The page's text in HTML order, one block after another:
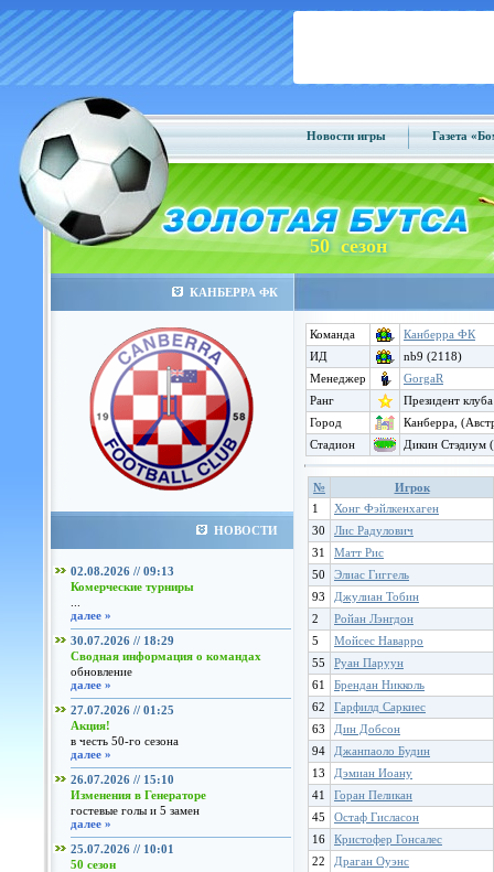
Новости игры Газета
50 сезон
КАНБЕРРА ФК
НОВОСТИ
02.08.2026 // 09:13
Комерческие турниры
далее »
30.07.2026 // 18:29
Сводная информация о командах
обновление
далее »
27.07.2026 // 01:25
Акция!
в честь 50-го сезона
далее »
26.07.2026 // 15:10
Изменения в Генераторе
гостевые голы и 5 замен
далее »
25.07.2026 // 10:01
50 сезон
Команда
Канберра ФК
ИД
nb9 (2118)
Менеджер
GorgaR
Ранг
Президент клуба
Город
Канберра,
Стадион
Дикин Стэдиум (
№
Игрок
1
Хонг Фэйлкенхаген
30
Лис Радулович
31
Матт Рис
50
Элиас Гиггель
93
Джулиан Тобин
2
Ройан Лэнгдон
5
Мойсес Наварро
55
Руан Паруун
61
Брендан Никколь
62
Гарфилд Саркиес
63
Дин Добсон
94
Джанпаоло Будин
13
Дэмиан Иоану
41
Горан Пеликан
45
Остаф Гисласон
16
Кристофер Гонсалес
22
Драган Оуэнс